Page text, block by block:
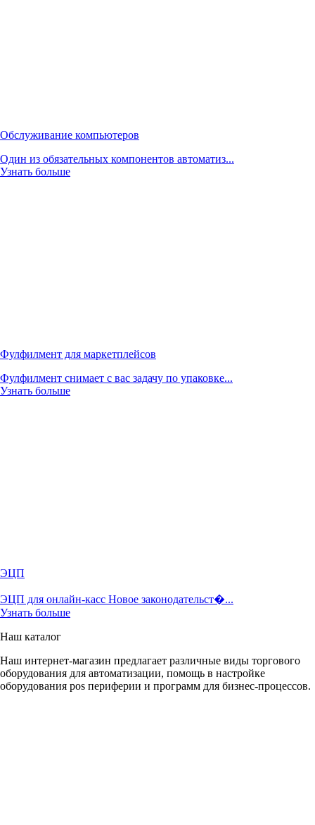
Обслуживание компьютеров
Один из обязательных компонентов автоматиз...
Узнать больше
Фулфилмент для маркетплейсов
Фулфилмент снимает с вас задачу по упаковке...
Узнать больше
ЭЦП
ЭЦП для онлайн-касс Новое законодательст�...
Узнать больше
Наш каталог
Наш интернет-магазин предлагает различные виды торгового
оборудования для автоматизации, помощь в настройке
оборудования pos периферии и программ для бизнес-процессов.